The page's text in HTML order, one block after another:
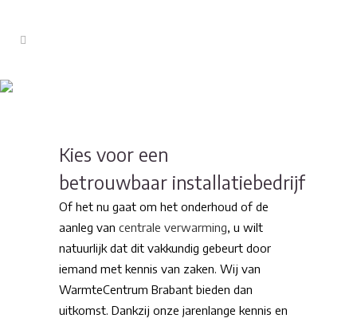
Kies voor een
betrouwbaar installatiebedrijf
Of het nu gaat om het onderhoud of de
aanleg van centrale verwarming, u wilt
natuurlijk dat dit vakkundig gebeurt door
iemand met kennis van zaken. Wij van
WarmteCentrum Brabant bieden dan
uitkomst. Dankzij onze jarenlange kennis en